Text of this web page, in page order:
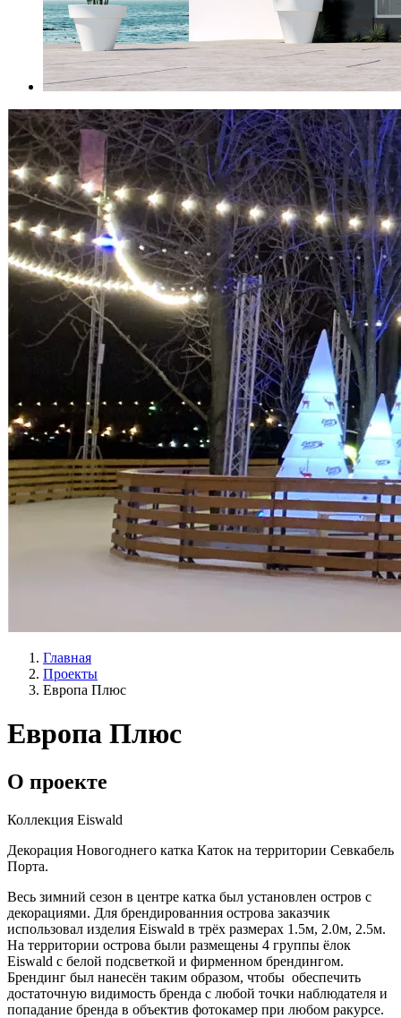
Главная
Проекты
Европа Плюс
Европа Плюс
О проекте
Коллекция Eiswald
Декорация Новогоднего катка Каток на территории Севкабель
Порта.
Весь зимний сезон в центре катка был установлен остров с
декорациями. Для брендированния острова заказчик
использовал изделия Eiswald в трёх размерах 1.5м, 2.0м, 2.5м.
На территории острова были размещены 4 группы ёлок
Eiswald с белой подсветкой и фирменном брендингом.
Брендинг был нанесён таким образом, чтобы обеспечить
достаточную видимость бренда с любой точки наблюдателя и
попадание бренда в объектив фотокамер при любом ракурсе.